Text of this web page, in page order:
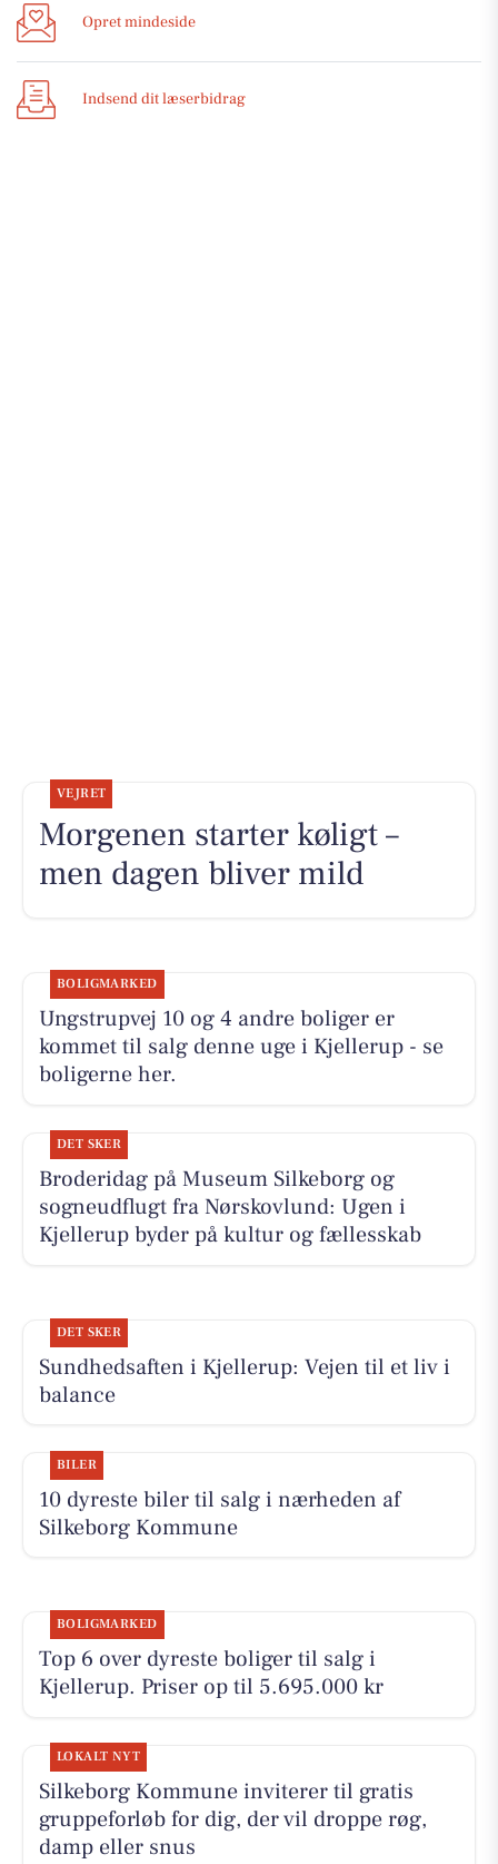
Opret mindeside
Indsend dit læserbidrag
VEJRET
Morgenen starter køligt –
men dagen bliver mild
BOLIGMARKED
Ungstrupvej 10 og 4 andre boliger er
kommet til salg denne uge i Kjellerup - se
boligerne her.
DET SKER
Broderidag på Museum Silkeborg og
sogneudflugt fra Nørskovlund: Ugen i
Kjellerup byder på kultur og fællesskab
DET SKER
Sundhedsaften i Kjellerup: Vejen til et liv i
balance
BILER
10 dyreste biler til salg i nærheden af
Silkeborg Kommune
BOLIGMARKED
Top 6 over dyreste boliger til salg i
Kjellerup. Priser op til 5.695.000 kr
LOKALT NYT
Silkeborg Kommune inviterer til gratis
gruppeforløb for dig, der vil droppe røg,
damp eller snus